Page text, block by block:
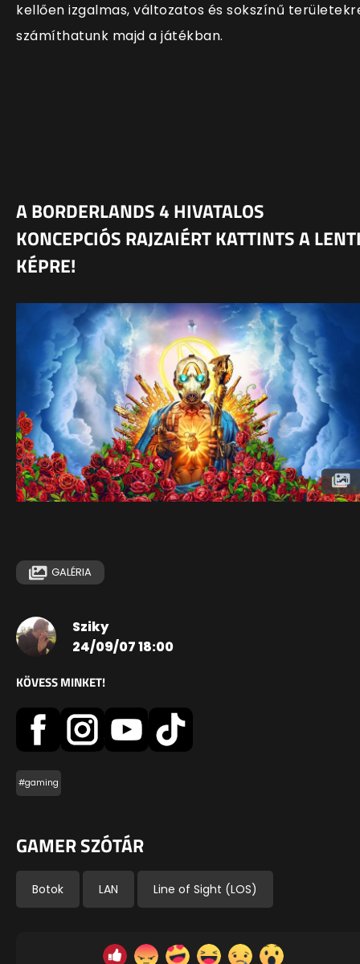
kellően izgalmas, változatos és sokszínű
számíthatunk majd a játékban.
A BORDERLANDS 4 HIVATALOS
KONCEPCIÓS RAJZAIÉRT KATTINTS A
KÉPRE!
GALÉRIA
Sziky
24/09/07 18:00
KÖVESS MINKET!
#gaming
GAMER SZÓTÁR
Botok LAN Line of Sight (LOS)